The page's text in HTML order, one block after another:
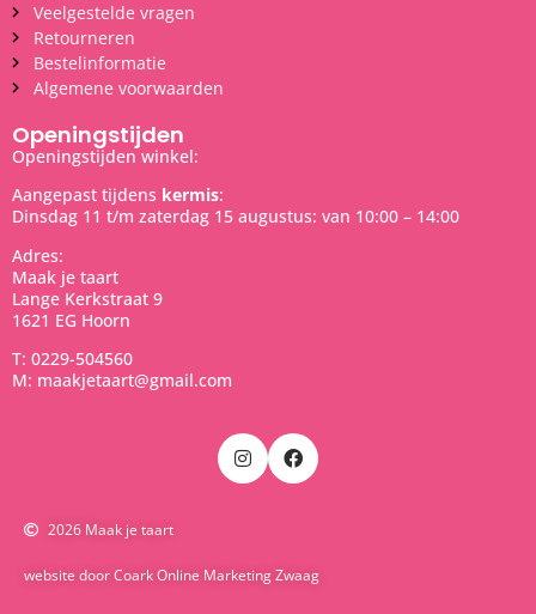
Veelgestelde vragen
Retourneren
Bestelinformatie
Algemene voorwaarden
Openingstijden
Openingstijden winkel:
Aangepast tijdens kermis:
Dinsdag 11 t/m zaterdag 15 augustus: van 10:00 – 14:00
Adres:
Maak je taart
Lange Kerkstraat 9
1621 EG Hoorn
T: 0229-504560
M: maakjetaart@gmail.com
2026 Maak je taart
website door Coark Online Marketing Zwaag